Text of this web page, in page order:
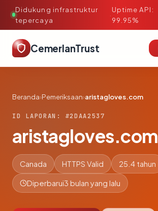
Didukung infrastruktur
tepercaya
·
Uptime API:
99.95%
CemerlanTrust
Beranda›Pemeriksaan›aristagloves.com
ID LAPORAN: #2DAA2537
aristagloves.com
Canada HTTPS Valid 25.4 tahun
Diperbarui3 bulan yang lalu